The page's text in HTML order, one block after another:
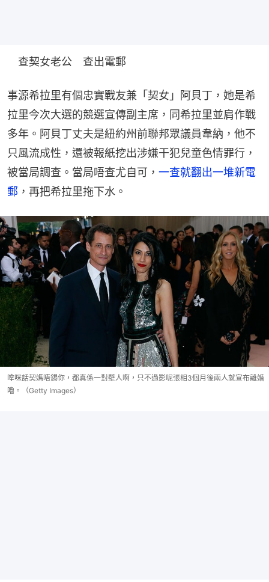
查契女老公　查出電郵
事源希拉里有個忠實戰友兼「契女」阿貝丁，她是希
拉里今次大選的競選宣傳副主席，同希拉里並肩作戰
多年。阿貝丁丈夫是紐約州前聯邦眾議員韋納，他不
只風流成性，還被報紙挖出涉嫌干犯兒童色情罪行，
被當局調查。當局唔查尤自可， 一查就翻出一堆新電
郵 ，再把希拉里拖下水。
嗱咪話契媽唔錫你，都真係一對壁人啊，只不過影呢張相3個月後兩人就宣布離婚
嚕。（Getty Images）